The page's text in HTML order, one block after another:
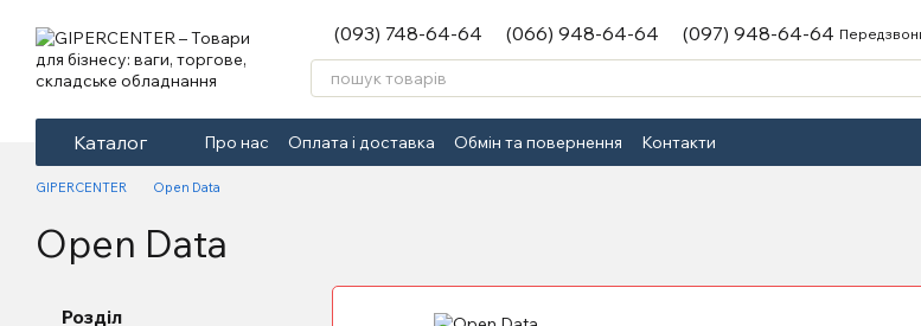
(093) 748-64-64 (066) 948-64-64 (097) 948-64-64
Каталог Про нас Оплата і доставка Обмін та повернення Контакти
GIPERCENTER Open Data
Open Data
Розділ